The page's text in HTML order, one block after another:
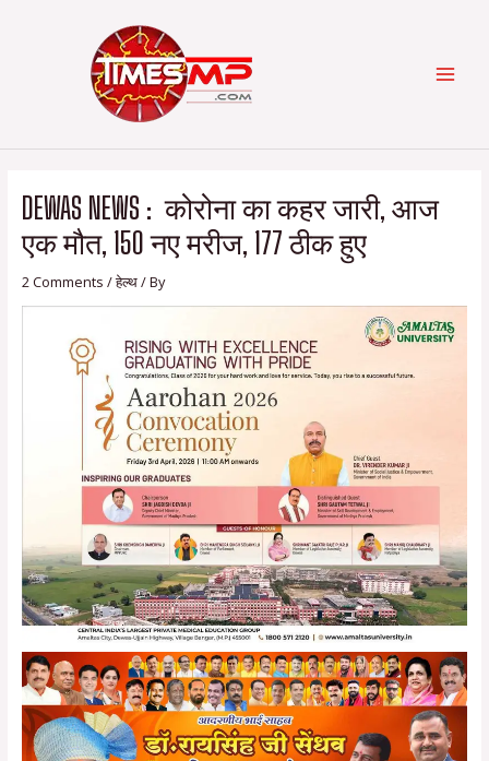
DEWAS NEWS : कोरोना का कहर जारी, आज
एक मौत, 150 नए मरीज, 177 ठीक हुए
2 Comments /हेल्थ/ By
navigation